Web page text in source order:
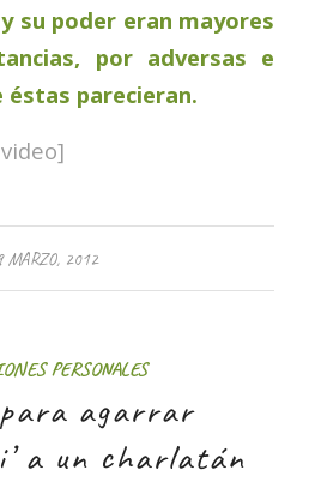
su poder eran mayores
por adversas e
éstas parecieran.
9 MARZO, 2012
PERSONALES
agarrar
a un charlatán